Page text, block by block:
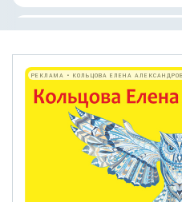
РЕКЛАМА • КОЛЬЦОВА ЕЛЕНА